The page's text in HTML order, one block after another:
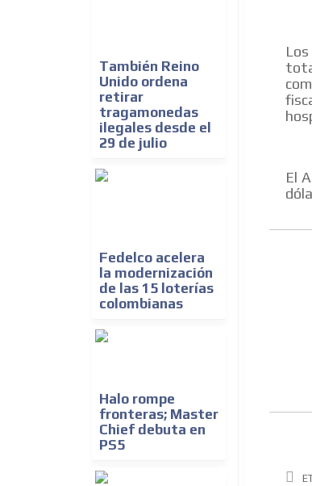
También Reino
Unido ordena
retirar
tragamonedas
ilegales desde el
29 de julio
Fedelco acelera
la modernización
de las 15 loterías
colombianas
Halo rompe
fronteras; Master
Chief debuta en
PS5
El